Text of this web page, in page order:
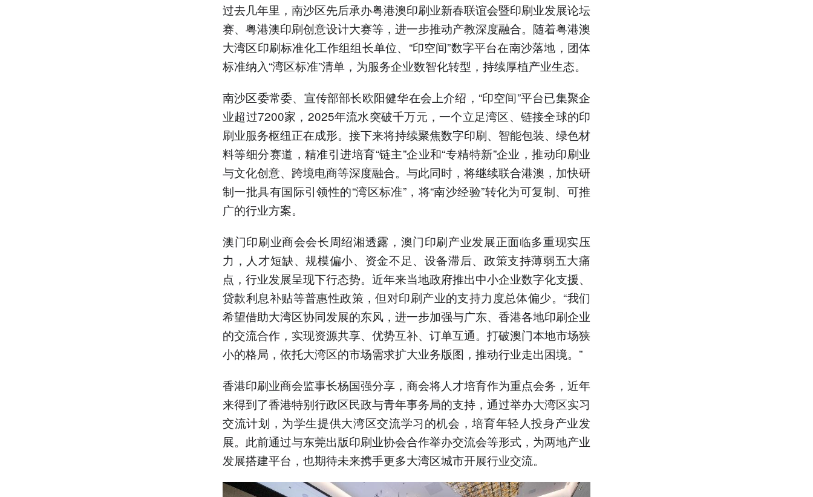
过去几年里，南沙区先后承办粤港澳印刷业新春联谊会暨印刷业发展论坛
赛、粤港澳印刷创意设计大赛等，进一步推动产教深度融合。随着粤港澳
大湾区印刷标准化工作组组长单位、“印空间”数字平台在南沙落地，团体
标准纳入“湾区标准”清单，为服务企业数智化转型，持续厚植产业生态。
南沙区委常委、宣传部部长欧阳健华在会上介绍，“印空间”平台已集聚企
业超过7200家，2025年流水突破千万元，一个立足湾区、链接全球的印
刷业服务枢纽正在成形。接下来将持续聚焦数字印刷、智能包装、绿色材
料等细分赛道，精准引进培育“链主”企业和“专精特新”企业，推动印刷业
与文化创意、跨境电商等深度融合。与此同时，将继续联合港澳，加快研
制一批具有国际引领性的“湾区标准”，将“南沙经验”转化为可复制、可推
广的行业方案。
澳门印刷业商会会长周绍湘透露，澳门印刷产业发展正面临多重现实压
力，人才短缺、规模偏小、资金不足、设备滞后、政策支持薄弱五大痛
点，行业发展呈现下行态势。近年来当地政府推出中小企业数字化支援、
贷款利息补贴等普惠性政策，但对印刷产业的支持力度总体偏少。“我们
希望借助大湾区协同发展的东风，进一步加强与广东、香港各地印刷企业
的交流合作，实现资源共享、优势互补、订单互通。打破澳门本地市场狭
小的格局，依托大湾区的市场需求扩大业务版图，推动行业走出困境。”
香港印刷业商会监事长杨国强分享，商会将人才培育作为重点会务，近年
来得到了香港特别行政区民政与青年事务局的支持，通过举办大湾区实习
交流计划，为学生提供大湾区交流学习的机会，培育年轻人投身产业发
展。此前通过与东莞出版印刷业协会合作举办交流会等形式，为两地产业
发展搭建平台，也期待未来携手更多大湾区城市开展行业交流。